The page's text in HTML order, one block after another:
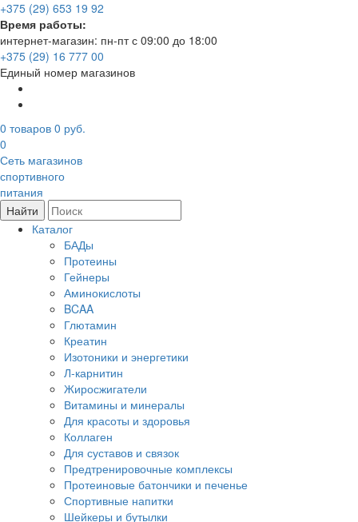
+375 (29) 653 19 92
Время работы:
интернет-магазин: пн-пт с 09:00 до 18:00
+375 (29) 16 777 00
Единый номер магазинов
0 товаров 0 руб.
0
Сеть магазинов
спортивного
питания
Найти
Каталог
БАДы
Протеины
Гейнеры
Аминокислоты
BCAA
Глютамин
Креатин
Изотоники и энергетики
Л-карнитин
Жиросжигатели
Витамины и минералы
Для красоты и здоровья
Коллаген
Для суставов и связок
Предтренировочные комплексы
Протеиновые батончики и печенье
Спортивные напитки
Шейкеры и бутылки